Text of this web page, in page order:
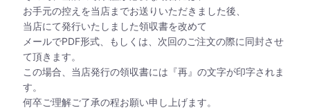
お手元の控えを当店までお送りいただきました後、
当店にて発行いたしました領収書を改めて
メールでPDF形式、もしくは、次回のご注文の際に同封させ
て頂きます。
この場合、当店発行の領収書には『再』の文字が印字されま
す。
何卒ご理解ご了承の程お願い申し上げます。